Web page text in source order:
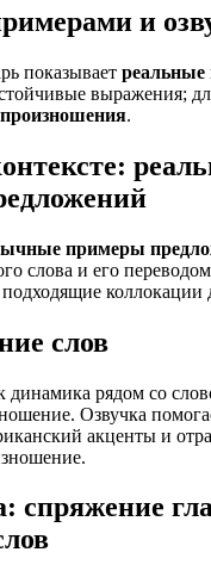
и
показывает
выражения;
.
примеры
слова и его
коллокации
слов
динамика рядом со
Озвучка
акценты и
спряжение